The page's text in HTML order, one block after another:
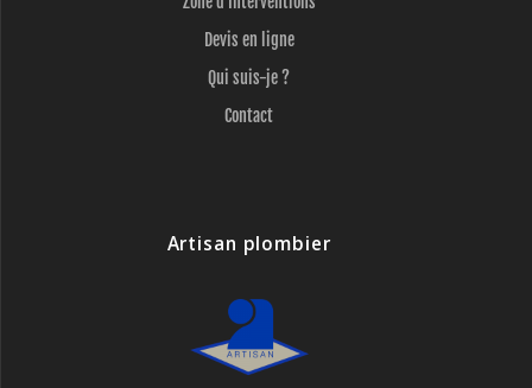
Devis en ligne
Qui suis-je ?
Contact
Artisan plombier